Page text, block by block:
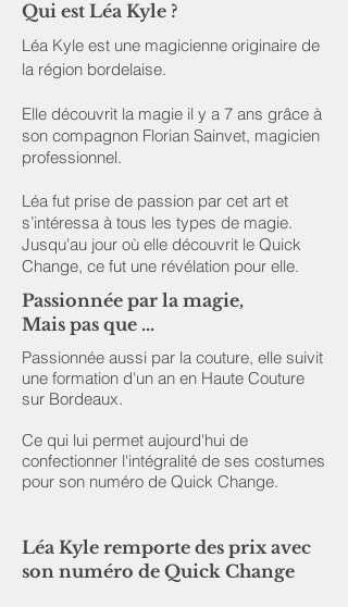
Qui est Léa Kyle ?
Léa Kyle est une magicienne originaire de
la région bordelaise.
Elle découvrit la magie il y a 7 ans grâce à
son compagnon Florian Sainvet, magicien
professionnel.
Léa fut prise de passion par cet art et
s’intéressa à tous les types de magie.
Jusqu'au jour où elle découvrit le Quick
Change, ce fut une révélation pour elle.
Passionnée par la magie,
Mais pas que ...
Passionnée aussi par la couture, elle suivit
une formation d'un an en Haute Couture
sur Bordeaux.
Ce qui lui permet aujourd'hui de
confectionner l'intégralité de ses costumes
pour son numéro de Quick Change.
Léa Kyle remporte des prix avec
son numéro de Quick Change